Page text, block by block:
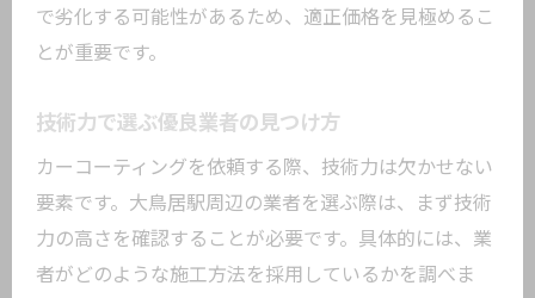
で劣化する可能性があるため、適正価格を見極めるこ
とが重要です。
技術力で選ぶ優良業者の見つけ方
カーコーティングを依頼する際、技術力は欠かせない
要素です。大鳥居駅周辺の業者を選ぶ際は、まず技術
力の高さを確認することが必要です。具体的には、業
者がどのような施工方法を採用しているかを調べま